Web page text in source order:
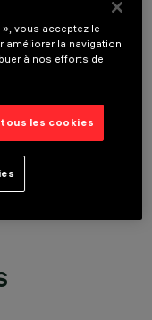
vous acceptez le
améliorer la navigation
à nos efforts de
les cookies